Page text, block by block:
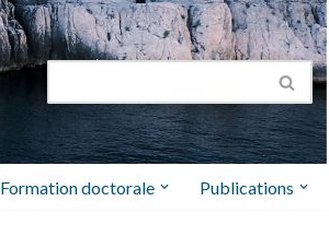
Formation doctorale Publications